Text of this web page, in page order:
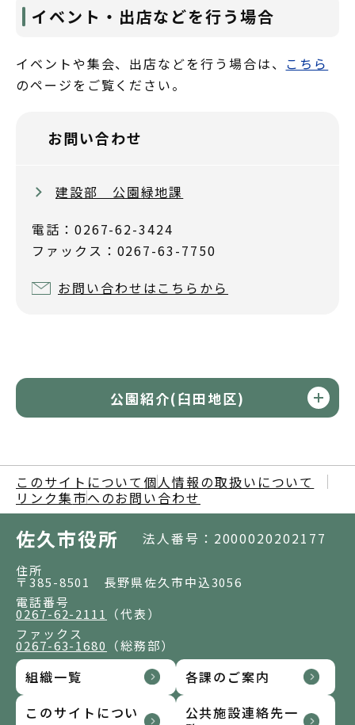
イベント・出店などを行う場合
イベントや集会、出店などを行う場合は、 こちら
のページをご覧ください。
お問い合わせ
建設部 公園緑地課
電話：0267-62-3424
ファックス：0267-63-7750
お問い合わせはこちらから
公園紹介(臼田地区)
このサイトについて 個人情報の取扱いについて
リンク集市へのお問い合わせ
佐久市役所 法人番号：2000020202177
住所
〒385-8501 長野県佐久市中込3056
電話番号
0267-62-2111
（代表）
ファックス
0267-63-1680 （総務部）
組織一覧
各課のご案内
このサイトについ
公共施設連絡先一